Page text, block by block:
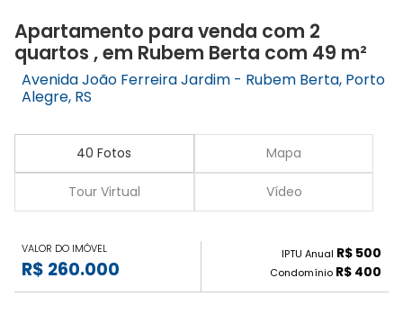
Apartamento para venda com 2
quartos , em Rubem Berta com 49 m²
Avenida João Ferreira Jardim - Rubem Berta, Porto
Alegre, RS
40 Fotos Mapa
Tour Virtual Vídeo
VALOR DO IMÓVEL
R$ 260.000
IPTU Anual R$ 500
Condomínio R$ 400